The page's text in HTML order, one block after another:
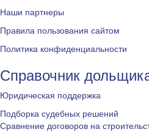
Наши партнеры
Правила пользования сайтом
Политика конфиденциальности
Справочник
Юридическая поддержка
Подборка судебных решений
Сравнение договоров на